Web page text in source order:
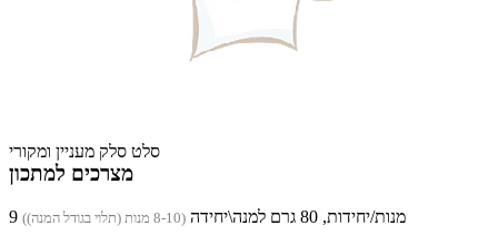
סלט סלק מעניין ומקורי
מצרכים למתכון
9 מנות/יחידות, 80 גרם למנה\יחידה (8-10 מנות (תלוי בגודל המנה))